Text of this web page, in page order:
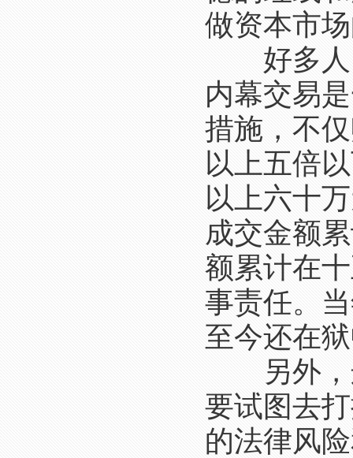
做资本市
好多人
内幕交易
措施，不
以上五倍
以上六十
成交金额
额累计在
事责任。
至今还在
另外，
要试图去
的法律风